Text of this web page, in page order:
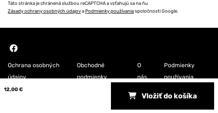
12,00 €
Vložiť do košíka
Táto stránka je chránená službou reCAPTCHA a vzťahujú sa na ňu
Zásady ochrany osobných údajovaPodmienky používaniaspoločnosti Google.
Ochrana osobných
údajov
Obchodné
podmienky
O
nás
Podmienky
používania
Copyright © 2026 Blumfeldt. All rights reserved